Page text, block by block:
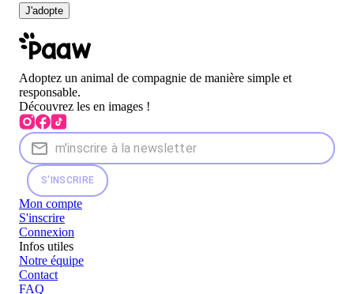
J'adopte
Adoptez un animal de compagnie de manière simple et
responsable.
Découvrez les en images !
S'INSCRIRE
Mon compte
S'inscrire
Connexion
Infos utiles
Notre équipe
Contact
FAQ